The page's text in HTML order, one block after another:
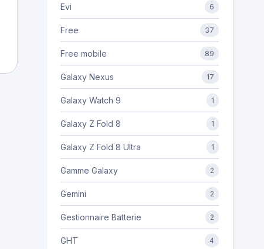
Evi 6
Free 37
Free mobile 89
Galaxy Nexus 17
Galaxy Watch 9 1
Galaxy Z Fold 8 1
Galaxy Z Fold 8 Ultra 1
Gamme Galaxy 2
Gemini 2
Gestionnaire Batterie 2
GHT 4